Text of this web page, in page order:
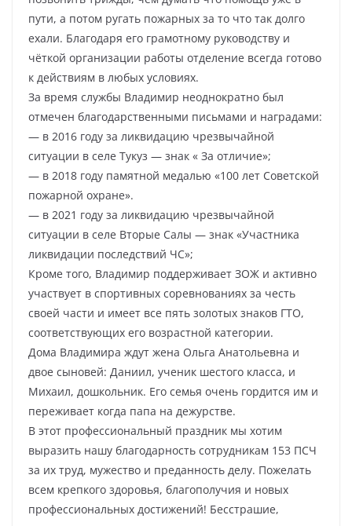
пути, а потом ругать пожарных за то что так долго
ехали. Благодаря его грамотному руководству и
чёткой организации работы отделение всегда готово
к действиям в любых условиях.
За время службы Владимир неоднократно был
отмечен благодарственными письмами и наградами:
— в 2016 году за ликвидацию чрезвычайной
ситуации в селе Тукуз — знак « За отличие»;
— в 2018 году памятной медалью «100 лет Советской
пожарной охране».
— в 2021 году за ликвидацию чрезвычайной
ситуации в селе Вторые Салы — знак «Участника
ликвидации последствий ЧС»;
Кроме того, Владимир поддерживает ЗОЖ и активно
участвует в спортивных соревнованиях за честь
своей части и имеет все пять золотых знаков ГТО,
соответствующих его возрастной категории.
Дома Владимира ждут жена Ольга Анатольевна и
двое сыновей: Даниил, ученик шестого класса, и
Михаил, дошкольник. Его семья очень гордится им и
переживает когда папа на дежурстве.
В этот профессиональный праздник мы хотим
выразить нашу благодарность сотрудникам 153 ПСЧ
за их труд, мужество и преданность делу. Пожелать
всем крепкого здоровья, благополучия и новых
профессиональных достижений! Бесстрашие,